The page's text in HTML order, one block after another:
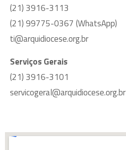
(21) 3916-3113
(21) 99775-0367 (WhatsApp)
ti@arquidiocese.org.br
Serviços Gerais
(21) 3916-3101
servicogeral@arquidiocese.org.br